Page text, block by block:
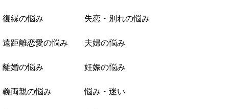
復縁の悩み 失恋・別れの悩み
遠距離恋愛の悩み 夫婦の悩み
離婚の悩み 妊娠の悩み
義両親の悩み 悩み・迷い